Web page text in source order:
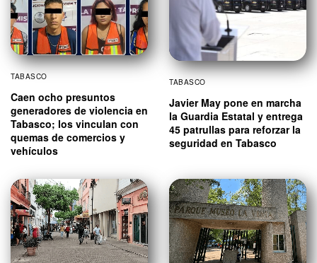
TABASCO
Caen ocho presuntos
generadores de violencia en
Tabasco; los vinculan con
quemas de comercios y
vehículos
TABASCO
Javier May pone en marcha
la Guardia Estatal y entrega
45 patrullas para reforzar la
seguridad en Tabasco